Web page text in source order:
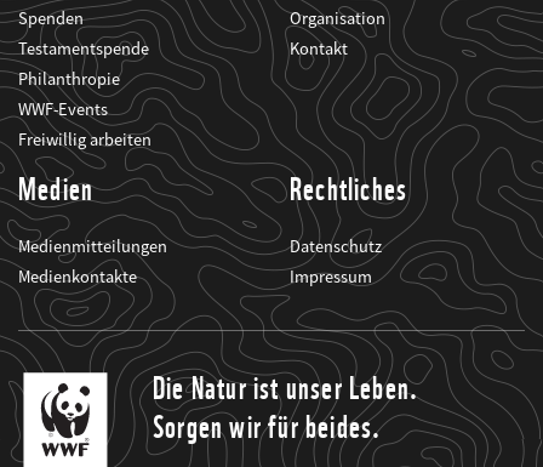
Spenden
Testamentspende
Philanthropie
WWF-Events
Freiwillig arbeiten
Organisation
Kontakt
Medien
Medienmitteilungen
Medienkontakte
Rechtliches
Datenschutz
Impressum
Die Natur ist unser Leben.
Sorgen wir für beides.